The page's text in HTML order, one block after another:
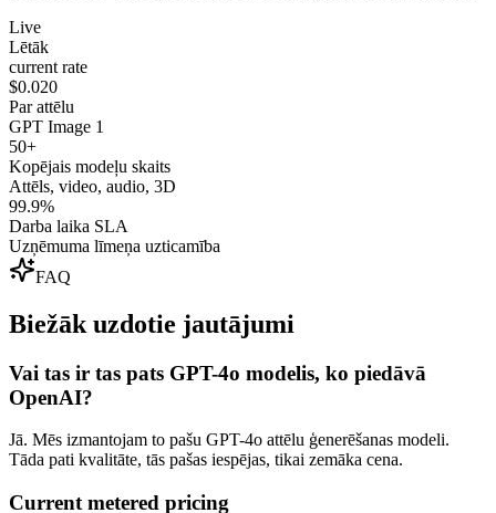
Live
Lētāk
current rate
$0.020
Par attēlu
GPT Image 1
50+
Kopējais modeļu skaits
Attēls, video, audio, 3D
99.9%
Darba laika SLA
Uzņēmuma līmeņa uzticamība
FAQ
Biežāk uzdotie jautājumi
Vai tas ir tas pats GPT-4o modelis, ko piedāvā
OpenAI?
Jā. Mēs izmantojam to pašu GPT-4o attēlu ģenerēšanas modeli.
Tāda pati kvalitāte, tās pašas iespējas, tikai zemāka cena.
Current metered pricing